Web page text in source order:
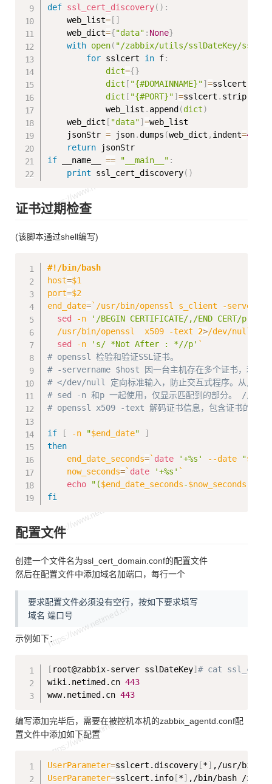
def ssl_cert_discovery( ) :
    web_list
=[ ]
    web_dict
={"data" : None}
with open( "/zabbix/utils/sslDateKey/
for sslcert in f:
dict={}
dict [ "{#DOMAINNAME}"]=sslcert
dict [ "{#PORT}"]=sslcert . strip
            web_list
. append(dict)
    web_dict
[ "data"]=web_list
    jsonStr
= json.dumps (web_dict , indent=4
return
if __name__ == "__main__" :
print ssl_cert_discovery( )
证书过期检查
(该脚本通过shell编写)
#!/bin/bash
host=$1
port=$2
end_date=` /usr/bin/openssl s_client
-
sed
-n '/BEGIN CERTIFICATE/,/END CERT/p'
  /usr/bin/openssl  x509
-text 2>/dev/null
sed
-n 's/ *Not After : *//p' `
# openssl 检验和验证SSL证书。
# -servername $host 因一台主机存在多个证书，利用
# </dev/null 定向标准输入，防止交互式程序。从/
# sed -n 和p 一起使用，仅显示匹配到的部分。 //,//
# openssl x509 -text 解码证书信息，包含证书的有效
if [ -n "$end_date"
]
then
end_date_seconds=` date '+%s' --date "
now_seconds=` date '+%s' `
echo
"($end_date_seconds-$now_seconds
fi
配置文件
创建一个文件名为ssl_cert_domain.conf的配置文件
然后在配置文件中添加域名加端口，每行一个
要求配置文件必须没有空行，按如下要求填写
域名 端口号
示例如下：
[ root@zabbix-server sslDateKey]# cat
wiki.netimed.cn 443
www.netimed.cn 443
Copy
编写添加完毕后，需要在被控机本机的zabbix_agentd.conf配
置文件中添加如下配置
UserParameter=sslcert.discovery [*]
UserParameter=sslcert.info [*] ,/bin/bash /
Copy